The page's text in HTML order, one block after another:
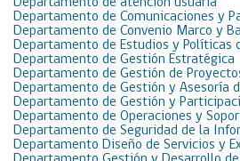
Departamento de Comunicaciones y
Departamento de Convenio Marco y
Departamento de Estudios y Políticas
Departamento de Gestión Estratégica
Departamento de Gestión de
Departamento de Gestión y Asesoría
Departamento de Gestión y
Departamento de Operaciones y
Departamento de Seguridad de la
Departamento Diseño de Servicios y